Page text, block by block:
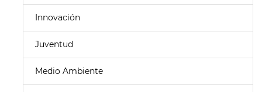
Innovación
Juventud
Medio Ambiente